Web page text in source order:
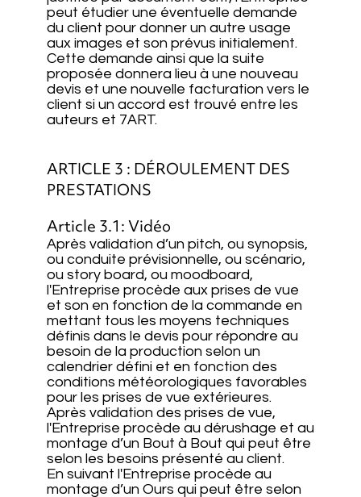
peut étudier une éventuelle demande
du client pour donner un autre usage
aux images et son prévus initialement.
Cette demande ainsi que la suite
proposée donnera lieu à une nouveau
devis et une nouvelle facturation vers le
client si un accord est trouvé entre les
auteurs et 7ART.
ARTICLE 3 : DÉROULEMENT DES
PRESTATIONS
Article 3.1: Vidéo
Après validation d’un pitch, ou synopsis,
ou conduite prévisionnelle, ou scénario,
ou story board, ou moodboard,
l'Entreprise procède aux prises de vue
et son en fonction de la commande en
mettant tous les moyens techniques
définis dans le devis pour répondre au
besoin de la production selon un
calendrier défini et en fonction des
conditions météorologiques favorables
pour les prises de vue extérieures.
Après validation des prises de vue,
l'Entreprise procède au dérushage et au
montage d’un Bout à Bout qui peut être
selon les besoins présenté au client.
En suivant l'Entreprise procède au
montage d’un Ours qui peut être selon